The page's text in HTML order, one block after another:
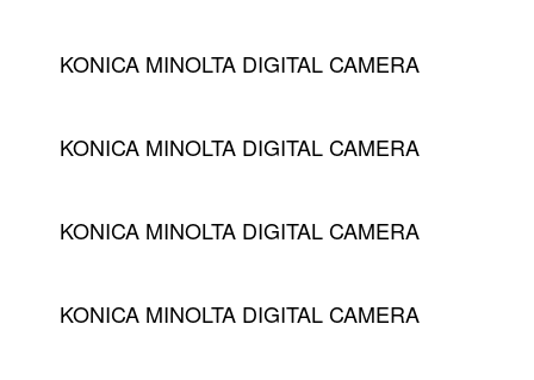
KONICA MINOLTA DIGITAL CAMERA
KONICA MINOLTA DIGITAL CAMERA
KONICA MINOLTA DIGITAL CAMERA
KONICA MINOLTA DIGITAL CAMERA